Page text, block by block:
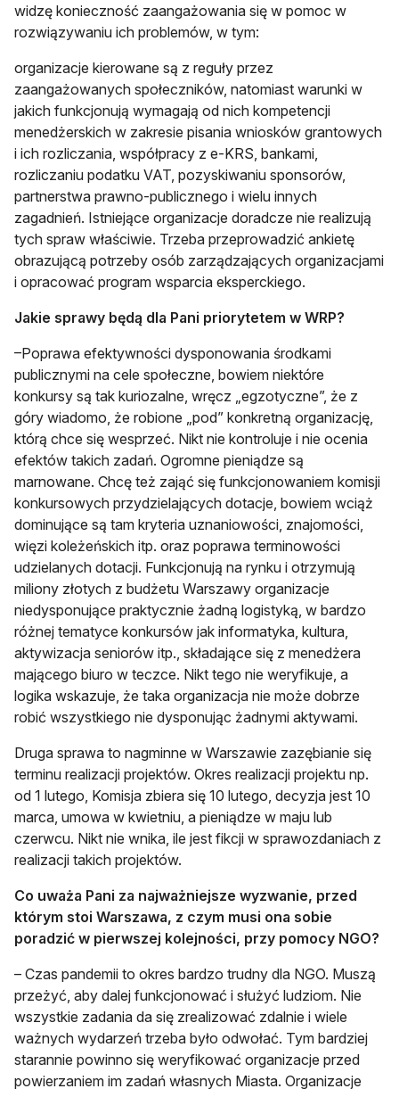
widzę konieczność zaangażowania się w pomoc w
rozwiązywaniu ich problemów, w tym:
organizacje kierowane są z reguły przez
zaangażowanych społeczników, natomiast warunki w
jakich funkcjonują wymagają od nich kompetencji
menedżerskich w zakresie pisania wniosków grantowych
i ich rozliczania, współpracy z e-KRS, bankami,
rozliczaniu podatku VAT, pozyskiwaniu sponsorów,
partnerstwa prawno-publicznego i wielu innych
zagadnień. Istniejące organizacje doradcze nie realizują
tych spraw właściwie. Trzeba przeprowadzić ankietę
obrazującą potrzeby osób zarządzających organizacjami
i opracować program wsparcia eksperckiego.
Jakie sprawy będą dla Pani priorytetem w WRP?
–Poprawa efektywności dysponowania środkami
publicznymi na cele społeczne, bowiem niektóre
konkursy są tak kuriozalne, wręcz „egzotyczne”, że z
góry wiadomo, że robione „pod” konkretną organizację,
którą chce się wesprzeć. Nikt nie kontroluje i nie ocenia
efektów takich zadań. Ogromne pieniądze są
marnowane. Chcę też zająć się funkcjonowaniem komisji
konkursowych przydzielających dotacje, bowiem wciąż
dominujące są tam kryteria uznaniowości, znajomości,
więzi koleżeńskich itp. oraz poprawa terminowości
udzielanych dotacji. Funkcjonują na rynku i otrzymują
miliony złotych z budżetu Warszawy organizacje
niedysponujące praktycznie żadną logistyką, w bardzo
różnej tematyce konkursów jak informatyka, kultura,
aktywizacja seniorów itp., składające się z menedżera
mającego biuro w teczce. Nikt tego nie weryfikuje, a
logika wskazuje, że taka organizacja nie może dobrze
robić wszystkiego nie dysponując żadnymi aktywami.
Druga sprawa to nagminne w Warszawie zazębianie się
terminu realizacji projektów. Okres realizacji projektu np.
od 1 lutego, Komisja zbiera się 10 lutego, decyzja jest 10
marca, umowa w kwietniu, a pieniądze w maju lub
czerwcu. Nikt nie wnika, ile jest fikcji w sprawozdaniach z
realizacji takich projektów.
Co uważa Pani za najważniejsze wyzwanie, przed
którym stoi Warszawa, z czym musi ona sobie
poradzić w pierwszej kolejności, przy pomocy NGO?
– Czas pandemii to okres bardzo trudny dla NGO. Muszą
przeżyć, aby dalej funkcjonować i służyć ludziom. Nie
wszystkie zadania da się zrealizować zdalnie i wiele
ważnych wydarzeń trzeba było odwołać. Tym bardziej
starannie powinno się weryfikować organizacje przed
powierzaniem im zadań własnych Miasta. Organizacje